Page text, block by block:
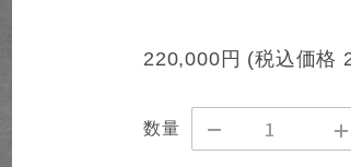
220,000円 (税込価格
数量